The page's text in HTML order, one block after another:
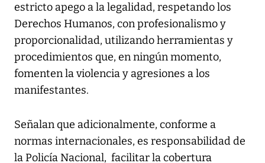
estricto apego a la legalidad, respetando los
Derechos Humanos, con profesionalismo y
proporcionalidad, utilizando herramientas y
procedimientos que, en ningún momento,
fomenten la violencia y agresiones a los
manifestantes.
Señalan que adicionalmente, conforme a
normas internacionales, es responsabilidad de
la Policía Nacional, facilitar la cobertura